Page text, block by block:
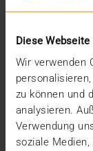
Diese
Wir verwenden
zu können und
analysieren.
Verwendung
soziale